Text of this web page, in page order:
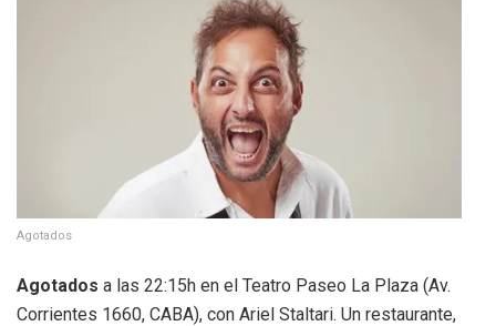
Agotados
Agotados a las 22:15h en el Teatro Paseo La Plaza (Av.
Corrientes 1660, CABA), con Ariel Staltari. Un restaurante,